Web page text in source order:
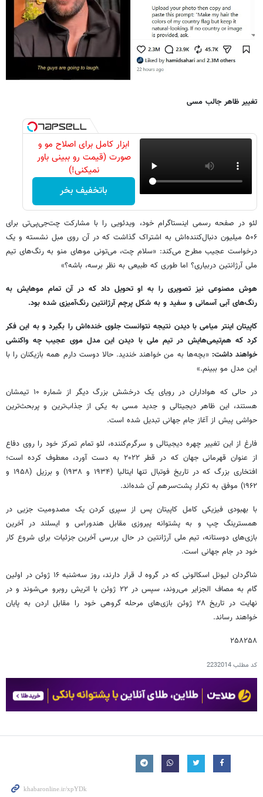
تغییر ظاهر جالب مسی
ابزار کامل برای اصلاح مو و
صورت (قیمت رو ببینی باور
نمیکنی!)
باتخفیف بخر
لئو در صفحه رسمی اینستاگرام خود، ویدئویی را با مشارکت چت‌جی‌پی‌تی برای
۵۰۶ میلیون دنبال‌کننده‌اش به اشتراک گذاشت که در آن روی مبل نشسته و یک
درخواست عجیب مطرح می‌کند: «سلام چت، می‌تونی موهای منو به رنگ‌های تیم
ملی آرژانتین دربیاری؟ اما طوری که طبیعی به نظر برسه، باشه؟»
هوش مصنوعی نیز تصویری را به او تحویل داد که در آن تمام موهایش به
رنگ‌های آبی آسمانی و سفید و به شکل پرچم آرژانتین رنگ‌آمیزی شده بود.
کاپیتان اینتر میامی با دیدن نتیجه نتوانست جلوی خنده‌اش را بگیرد و به این فکر
کرد که هم‌تیمی‌هایش در تیم ملی با دیدن این مدل موی عجیب چه واکنشی
خواهند داشت: «بچه‌ها به من خواهند خندید. حالا دوست دارم همه بازیکنان را با
این مدل مو ببینم.»
در حالی که هواداران در رویای یک درخشش بزرگ دیگر از شماره ۱۰ تیمشان
هستند، این ظاهر دیجیتالی و جدید مسی به یکی از جذاب‌ترین و پربحث‌ترین
حواشی پیش از آغاز جام جهانی تبدیل شده است.
فارغ از این تغییر چهره دیجیتالی و سرگرم‌کننده، لئو تمام تمرکز خود را روی دفاع
از عنوان قهرمانی جهان که در قطر ۲۰۲۲ به دست آورد، معطوف کرده است؛
افتخاری بزرگ که در تاریخ فوتبال تنها ایتالیا (۱۹۳۴ و ۱۹۳۸) و برزیل (۱۹۵۸ و
۱۹۶۲) موفق به تکرار پشت‌سرهم آن شده‌اند.
با بهبودی فیزیکی کامل کاپیتان پس از سپری کردن یک مصدومیت جزیی در
همسترینگ چپ و به پشتوانه پیروزی مقابل هندوراس و ایسلند در آخرین
بازی‌های دوستانه، تیم ملی آرژانتین در حال بررسی آخرین جزئیات برای شروع کار
خود در جام جهانی است.
شاگردان لیونل اسکالونی که در گروه J قرار دارند، روز سه‌شنبه ۱۶ ژوئن در اولین
گام به مصاف الجزایر می‌روند، سپس در ۲۲ ژوئن با اتریش روبرو می‌شوند و در
نهایت در تاریخ ۲۸ ژوئن بازی‌های مرحله گروهی خود را مقابل اردن به پایان
خواهند رساند.
۲۵۸۲۵۸
کد مطلب2232014